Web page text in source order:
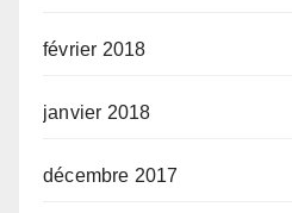
février 2018
janvier 2018
décembre 2017